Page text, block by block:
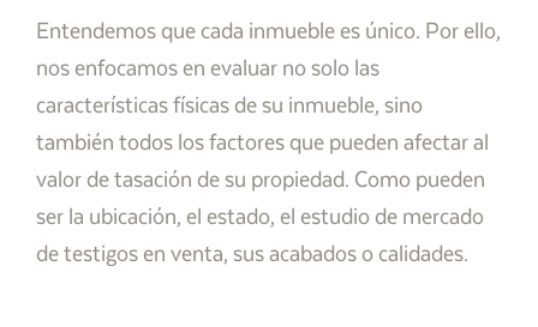
Entendemos que cada inmueble es único. Por ello,
nos enfocamos en evaluar no solo las
características físicas de su inmueble, sino
también todos los factores que pueden afectar al
valor de tasación de su propiedad. Como pueden
ser la ubicación, el estado, el estudio de mercado
de testigos en venta, sus acabados o calidades.